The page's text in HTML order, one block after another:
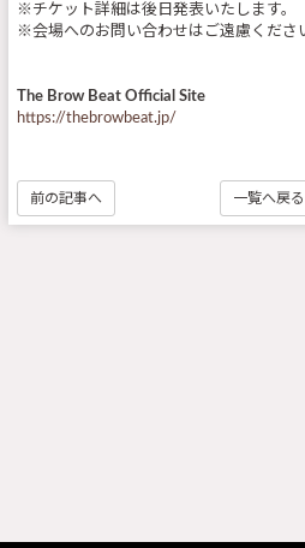
※チケット詳細は後日発表いたします。
※会場へのお問い合わせはご遠慮くださ
The Brow Beat Official Site
https://thebrowbeat.jp/
一覧へ戻る
前の記事へ